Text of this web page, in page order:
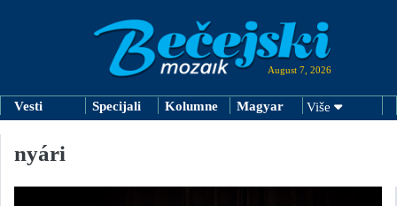
August 7, 2026
Vesti Specijali Kolumne Magyar Više
nyári